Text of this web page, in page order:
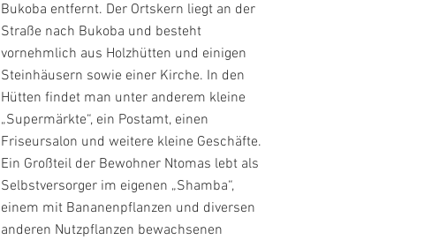
Bukoba entfernt. Der Ortskern liegt an der
Straße nach Bukoba und besteht
vornehmlich aus Holzhütten und einigen
Steinhäusern sowie einer Kirche. In den
Hütten findet man unter anderem kleine
„Supermärkte“, ein Postamt, einen
Friseursalon und weitere kleine Geschäfte.
Ein Großteil der Bewohner Ntomas lebt als
Selbstversorger im eigenen „Shamba“,
einem mit Bananenpflanzen und diversen
anderen Nutzpflanzen bewachsenen